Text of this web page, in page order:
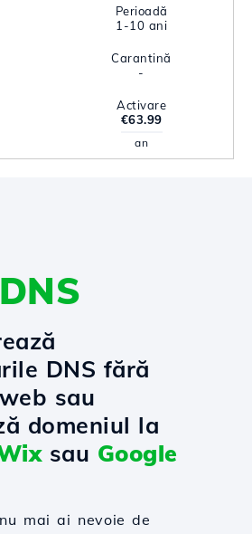
Perioadă
1-10 ani
Carantină
-
Activare
€63.99
an
DNS
DNS fără
sau
domeniul la
sau Google
mai ai nevoie de